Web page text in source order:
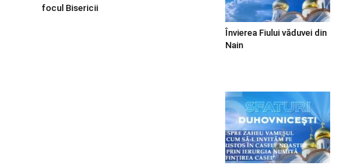
focul Bisericii
Învierea Fiului văduvei din
Nain